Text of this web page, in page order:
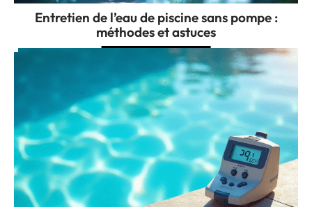
Entretien de l’eau de piscine sans pompe :
méthodes et astuces